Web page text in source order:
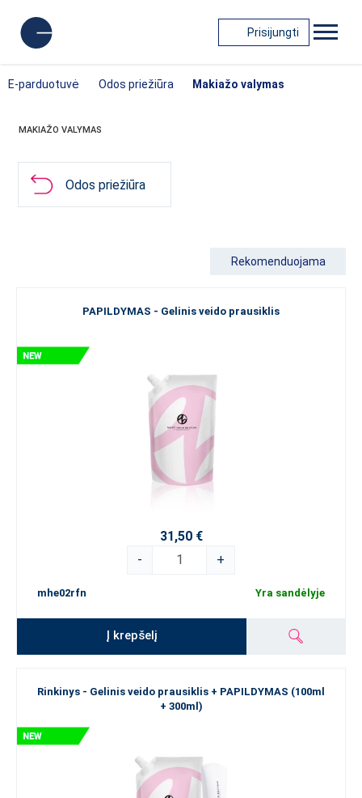
Prisijungti
E-parduotuvė Odos priežiūra Makiažo valymas
MAKIAŽO VALYMAS
Odos priežiūra
Rekomenduojama
PAPILDYMAS - Gelinis veido prausiklis
31,50 €
-
+
mhe02rfn Yra sandėlyje
Į krepšelį
Rinkinys - Gelinis veido prausiklis + PAPILDYMAS (100ml
+ 300ml)